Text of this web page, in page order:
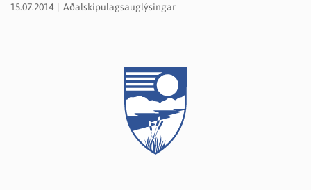
skipulagslaga nr. 123/2010. Viðaukinn inniheldur viðbætur
skipulagsmála og framkvæmdaleyfa. Gerð er grein fyrir
áhrifum breytinga í greinargerð.
15.07.2014 Aðalskipulagsauglýsingar